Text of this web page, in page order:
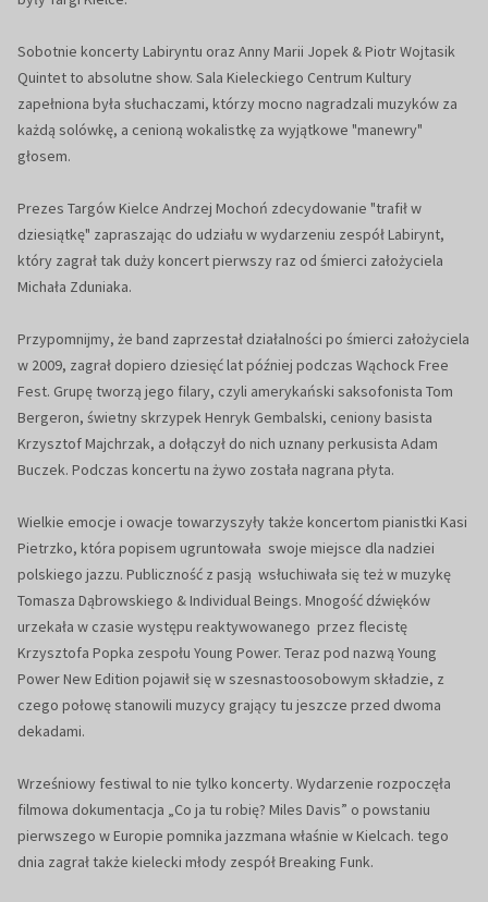
Sobotnie koncerty Labiryntu oraz Anny Marii Jopek & Piotr Wojtasik
Quintet to absolutne show. Sala Kieleckiego Centrum Kultury
zapełniona była słuchaczami, którzy mocno nagradzali muzyków za
każdą solówkę, a cenioną wokalistkę za wyjątkowe "manewry"
głosem.
Prezes Targów Kielce Andrzej Mochoń zdecydowanie "trafił w
dziesiątkę" zapraszając do udziału w wydarzeniu zespół Labirynt,
który zagrał tak duży koncert pierwszy raz od śmierci założyciela
Michała Zduniaka.
Przypomnijmy, że band zaprzestał działalności po śmierci założyciela
w 2009, zagrał dopiero dziesięć lat później podczas Wąchock Free
Fest. Grupę tworzą jego filary, czyli amerykański saksofonista Tom
Bergeron, świetny skrzypek Henryk Gembalski, ceniony basista
Krzysztof Majchrzak, a dołączył do nich uznany perkusista Adam
Buczek. Podczas koncertu na żywo została nagrana płyta.
Wielkie emocje i owacje towarzyszyły także koncertom pianistki Kasi
Pietrzko, która popisem ugruntowała swoje miejsce dla nadziei
polskiego jazzu. Publiczność z pasją wsłuchiwała się też w muzykę
Tomasza Dąbrowskiego & Individual Beings. Mnogość dźwięków
urzekała w czasie występu reaktywowanego przez flecistę
Krzysztofa Popka zespołu Young Power. Teraz pod nazwą Young
Power New Edition pojawił się w szesnastoosobowym składzie, z
czego połowę stanowili muzycy grający tu jeszcze przed dwoma
dekadami.
Wrześniowy festiwal to nie tylko koncerty. Wydarzenie rozpoczęła
filmowa dokumentacja „Co ja tu robię? Miles Davis” o powstaniu
pierwszego w Europie pomnika jazzmana właśnie w Kielcach. tego
dnia zagrał także kielecki młody zespół Breaking Funk.